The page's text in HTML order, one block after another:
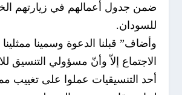
ضمن جدول أعمالهم في زيارتهم
للسودان.
وأضاف” قبلنا الدعوة وسمينا
الاجتماع إلاّ وأنّ مسؤولي التنسيق
أحد التنسيقيات عملوا على تغييب